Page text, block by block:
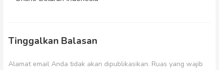
Tinggalkan Balasan
Alamat email Anda tidak akan dipublikasikan. Ruas yang wajib